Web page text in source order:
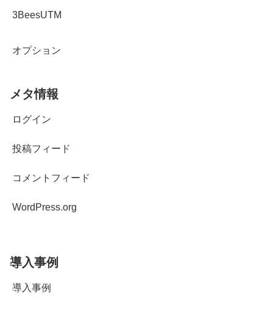
3BeesUTM
オプション
メタ情報
ログイン
投稿フィード
コメントフィード
WordPress.org
導入事例
導入事例